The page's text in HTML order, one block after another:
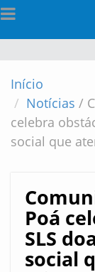
TOGGLE
Início
Notícias /
celebra
social que
Poá
SLS
social